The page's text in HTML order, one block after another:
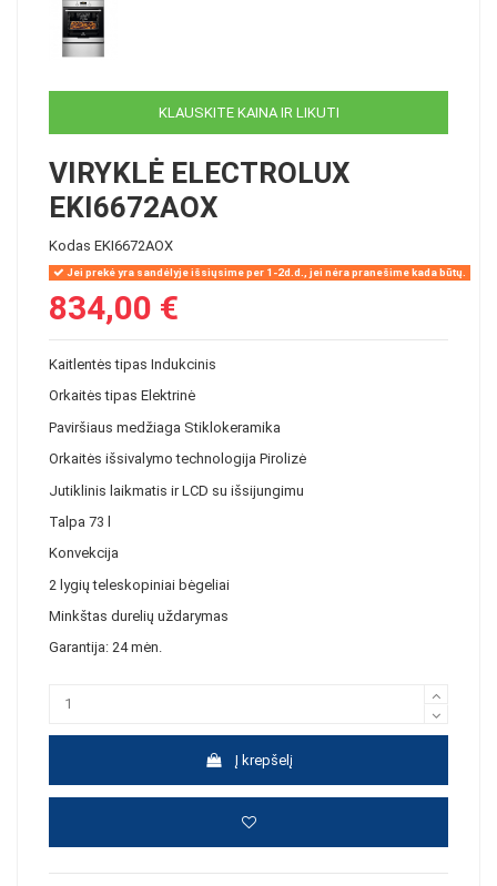
KLAUSKITE KAINA IR LIKUTI
VIRYKLĖ ELECTROLUX
EKI6672AOX
Kodas EKI6672AOX
Jei prekė yra sandėlyje išsiųsime per 1-2d.d., jei nėra pranešime kada būtų.
834,00 €
Kaitlentės tipas Indukcinis
Orkaitės tipas Elektrinė
Paviršiaus medžiaga Stiklokeramika
Orkaitės išsivalymo technologija Pirolizė
Jutiklinis laikmatis ir LCD su išsijungimu
Talpa 73 l
Konvekcija
2 lygių teleskopiniai bėgeliai
Minkštas durelių uždarymas
Garantija: 24 mėn.
Į krepšelį